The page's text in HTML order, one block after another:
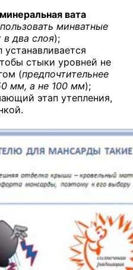
вата
минватные
в два слоя);
устанавливается
стыки уровней не
(предпочтительнее
мм, а не 100 мм);
этап утепления,